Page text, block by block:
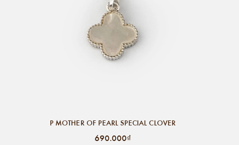
P MOTHER OF PEARL SPECIAL CLOVER
690.000₫